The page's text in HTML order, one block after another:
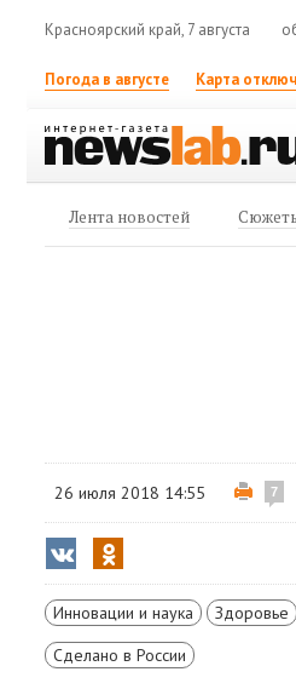
Красноярский край, 7 августа
Погода в августе Карта
Лента новостей
26 июля 2018 14:55 7
Инновации и наука
Здоровье
Сделано в России